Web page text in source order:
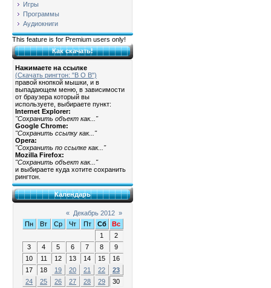
Игры
Программы
Аудиокниги
This feature is for Premium users only!
Как скачать!
Нажимаете на ссылке
(Скачать рингтон: "B O B")
правой кнопкой мышки, и в
выпадающем меню, в зависимости
от браузера который вы
используете, выбираете пункт:
Internet Explorer:
"Сохранить объект как..."
Google Chrome:
"Сохранить ссылку как..."
Opera:
"Сохранить по ссылке как..."
Mozilla Firefox:
"Сохранить объект как..."
и выбираете куда хотите сохранить
рингтон.
Календарь
« Декабрь 2012 »
Пн
Вт Ср Чт Пт Сб
Вс
1
2
3
4 5 6 7 8
9
10
11 12 13 14 15
16
17
18 19 20 21 22
23
24
25 26 27 28 29
30